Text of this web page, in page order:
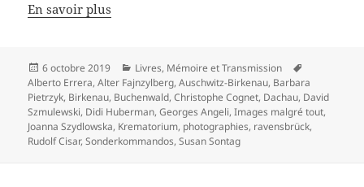
En savoir plus
Publié
le
6 octobre 2019 Catégories
Livres, Mémoire et Transmission
clés
Alberto Errera,Alter Fajnzylberg,Auschwitz-Birkenau, Barbara
Pietrzyk, Birkenau, Buchenwald,Christophe Cognet, Dachau, David
Szmulewski, Didi Huberman,Georges Angeli,Images malgré tout,
Joanna Szydlowska, Krematorium, photographies, ravensbrück,
Rudolf Cisar,Sonderkommandos,Susan Sontag